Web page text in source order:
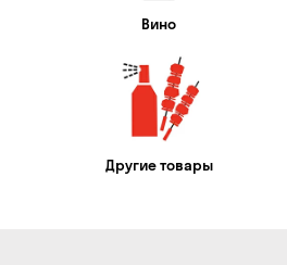
Вино
Другие товары